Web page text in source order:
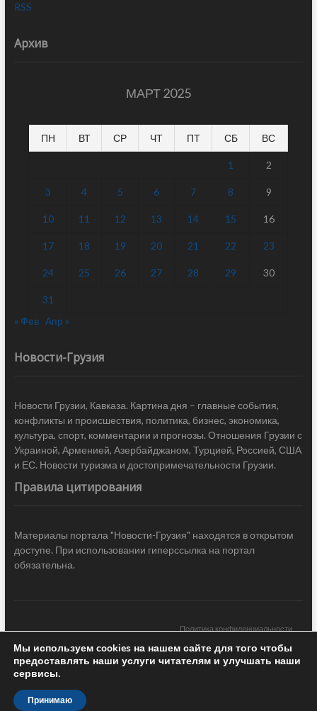
RSS
Архив
МАРТ 2025
ПН ВТ СР ЧТ ПТ СБ ВС
1 2
3 4 5 6 7 8 9
10 11 12 13 14 15 16
17 18 19 20 21 22 23
24 25 26 27 28 29 30
31
« Фев Апр »
Новости-Грузия
Новости Грузии, Кавказа. Картина дня – главные события,
конфликты и происшествия, политика, бизнес, экономика,
культура, спорт, комментарии и прогнозы. Отношения Грузии с
Украиной, Арменией, Азербайджаном, Турцией, Россией, США
и ЕС. Новости туризма и достопримечательности Грузии.
Правила цитирования
Материалы портала "Новости-Грузия" находятся в открытом
доступе. При использовании гиперссылка на портал
обязательна.
Политика конфиденциальности
Новости Грузии| Black Sea Press LTD © 2020 All Rights Reserved /
Design & development —
Мы используем cookies на нашем сайте для того чтобы
предоставлять наши услуги читателям и улучшать наши
сервисы.
Принимаю